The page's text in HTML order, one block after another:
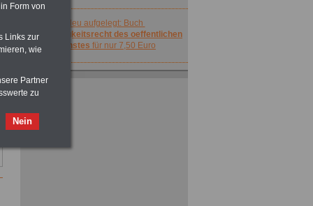
Neu aufgelegt: Buch
Nebentätigkeitsrecht des oeffentlichen
Dienstes für nur 7,50 Euro
Form von
Links zur
wie
Partner
zu
Nein